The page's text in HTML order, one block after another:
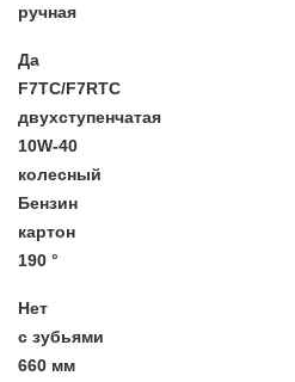
ручная
Да
F7TC/F7RTC
двухступенчатая
10W-40
колесный
Бензин
картон
190 °
Нет
с зубьями
660 мм